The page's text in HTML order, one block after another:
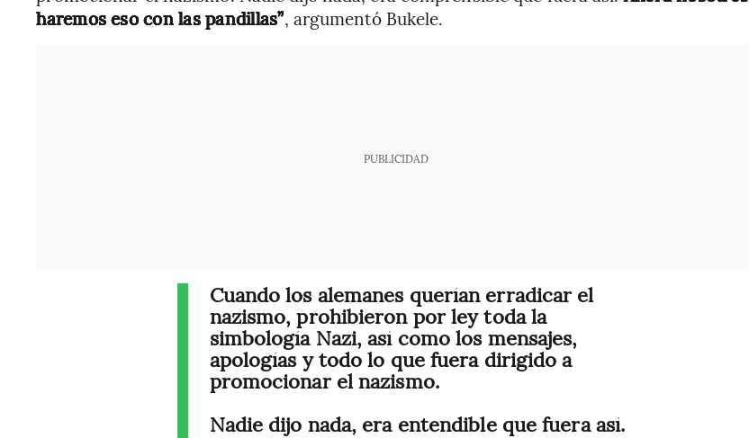
haremos eso con las pandillas”, argumentó Bukele.
PUBLICIDAD
Cuando los alemanes querían erradicar el
nazismo, prohibieron por ley toda la
simbología Nazi, así como los mensajes,
apologías y todo lo que fuera dirigido a
promocionar el nazismo.
Nadie dijo nada, era entendible que fuera así.